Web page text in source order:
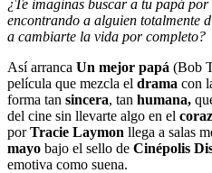
¿Te imaginas buscar a tu papá por
encontrando a alguien totalmente
a cambiarte la vida por completo?
Así arranca Un mejor papá (Bob
película que mezcla el drama con
forma tan sincera, tan humana,
del cine sin llevarte algo en el
porTracie Laymon llega a salas
mayo bajo el sello de Cinépolis
emotiva como suena.